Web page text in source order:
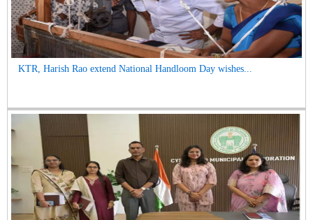
KTR, Harish Rao extend National Handloom Day wishes...